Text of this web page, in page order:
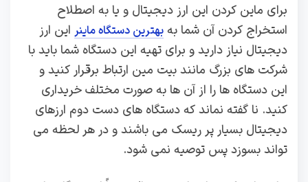
برای ماین کردن این ارز دیجیتال و یا به اصطلاح
استخراج کردن آن شما به بهترین دستگاه ماینر این ارز
دیجیتال نیاز دارید و برای تهیه این دستگاه شما باید با
شرکت های بزرگ مانند بیت مین ارتباط برقرار کنید و
این دستگاه ها را از آن ها به صورت مختلف خریداری
کنید. نا گفته نماند که دستگاه های دست دوم ارزهای
دیجیتال بسیار پر ریسک می باشند و در هر لحظه می‌
تواند بسوزد پس توصیه نمی‌ شود.